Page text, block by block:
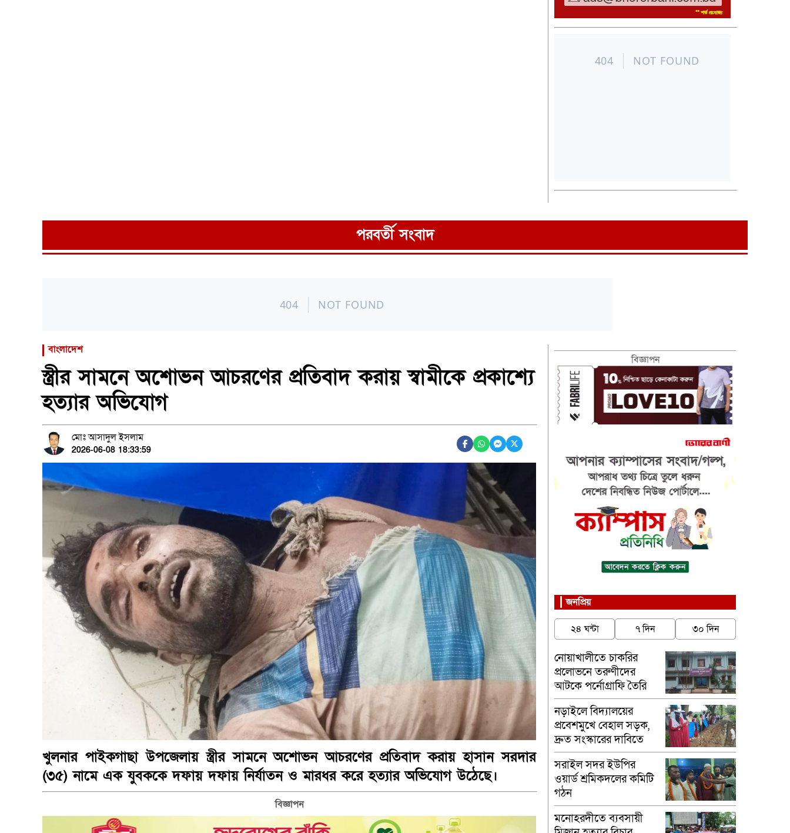
পরবর্তী সংবাদ
বাংলাদেশ
স্ত্রীর সামনে অশোভন আচরণের প্রতিবাদ করায় স্বামীকে প্রকাশ্যে
হত্যার অভিযোগ
মোঃ আসাদুল ইসলাম
2026-06-08 18:33:59
খুলনার পাইকগাছা উপজেলায় স্ত্রীর সামনে অশোভন আচরণের প্রতিবাদ করায় হাসান সরদার
(৩৫) নামে এক যুবককে দফায় দফায় নির্যাতন ও মারধর করে হত্যার অভিযোগ উঠেছে।
বিজ্ঞাপন
বিজ্ঞাপন
জনপ্রিয়
২৪ ঘন্টা ৭ দিন ৩০ দিন
নোয়াখালীতে চাকরির
প্রলোভনে তরুণীদের
আটকে পর্নোগ্রাফি তৈরি
নড়াইলে বিদ্যালয়ের
প্রবেশমুখে বেহাল সড়ক,
দ্রুত সংস্কারের দাবিতে
মানববন্ধন
সরাইল সদর ইউপির
ওয়ার্ড শ্রমিকদলের কমিটি
গঠন
মনোহরদীতে ব্যবসায়ী